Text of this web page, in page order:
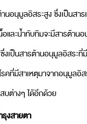
อนุมูลอิสระสูง ซึ่งเป็นสาร
อและน้ำทับทิมจะมีสารต้าน
เป็นสารต้านอนุมูลอิสระ
คที่มีสาเหตุมาจากอนุมูลอิ
บต่างๆ ได้อีกด้วย
งสายตา